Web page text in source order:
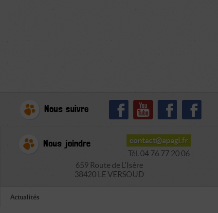
Nous suivre
Nous joindre
contact@apagi.fr
Tél. 04 76 77 20 06
659 Route de L'Isère
38420 LE VERSOUD
Actualités